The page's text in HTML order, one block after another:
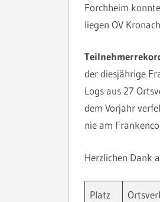
Forchheim
liegen OV
der diesjährige
Logs aus 27
dem Vorjahr
nie am
Herzlichen Dank
Platz